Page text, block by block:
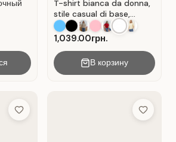
T-shirt bianca da donna,
stile casual di base,
materiale Cot Bianco .
1,039.00грн.
В корзину
Add to Wish List Add to